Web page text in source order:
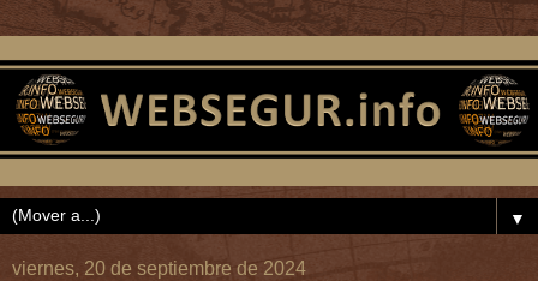
▼
viernes, 20 de septiembre de 2024